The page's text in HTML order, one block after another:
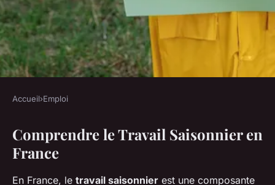
Travailler en Saison: Les
Pièges à Éviter pour une
Expérience Réussie
Accueil›Emploi
Comprendre le Travail Saisonnier en
France
En France, le travail saisonnier est une composante